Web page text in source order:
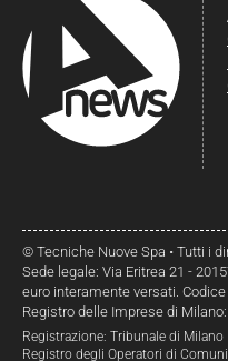
© Tecniche Nuove Spa • Tutti i
Sede legale: Via Eritrea 21 -
euro interamente versati.
Registro delle Imprese di
Registrazione: Tribunale di
Registro degli Operatori di